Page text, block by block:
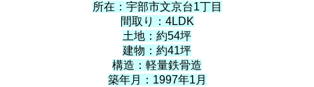
所在：宇部市文京台1丁目
間取り：4LDK
土地：約54坪
建物：約41坪
構造：軽量鉄骨造
築年月：1997年1月